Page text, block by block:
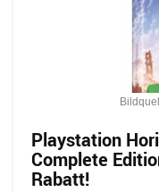
Playstation
Complete
Rabatt!